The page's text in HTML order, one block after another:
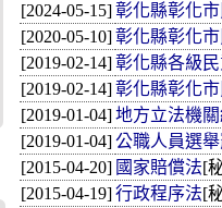
[2024-05-15]彰化縣彰化
[2020-05-10]彰化縣彰化
[2019-02-14]彰化縣各級
[2019-02-14]彰化縣彰化
[2019-01-04]地方立法機
[2019-01-04]公職人員選
[2015-04-20] 國家賠償法[
[2015-04-19]行政程序法[